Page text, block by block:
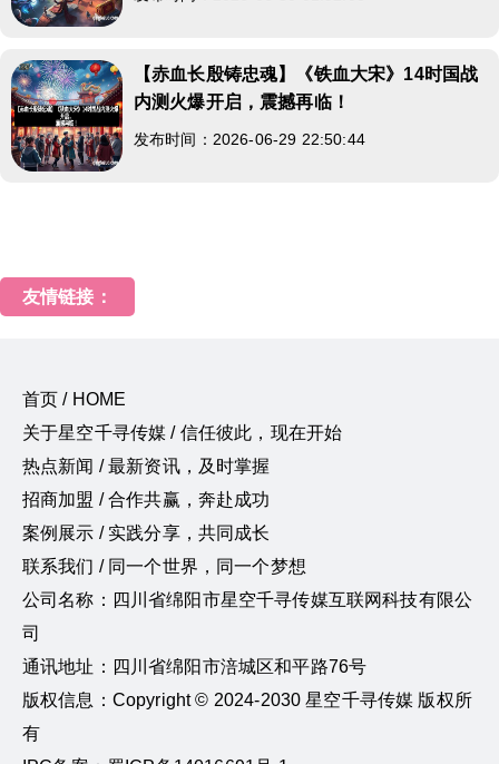
【赤血长殷铸忠魂】《铁血大宋》14时国战
内测火爆开启，震撼再临！
发布时间：2026-06-29 22:50:44
友情链接：
首页 / HOME
关于星空千寻传媒 / 信任彼此，现在开始
热点新闻 / 最新资讯，及时掌握
招商加盟 / 合作共赢，奔赴成功
案例展示 / 实践分享，共同成长
联系我们 / 同一个世界，同一个梦想
公司名称：四川省绵阳市星空千寻传媒互联网科技有限公
司
通讯地址：四川省绵阳市涪城区和平路76号
版权信息：Copyright © 2024-2030 星空千寻传媒 版权所
有